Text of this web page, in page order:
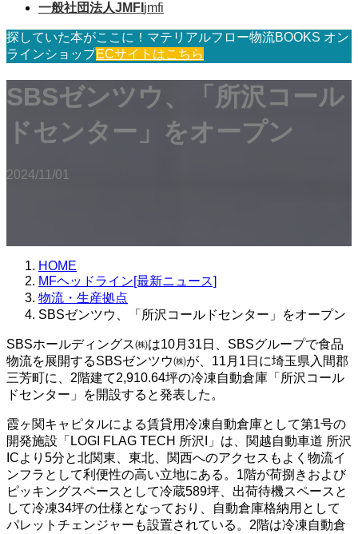
一般社団法人JMFI jmfi
探していた本がここに！マテリアルフロー物流BOOKS オン
ラインショップECサイトはこちら
SBSゼンツウ、「所沢コール
ドセンター」をオープン
2024/11/01
HOME
MFヘッドライン[最新ニュース]
物流・生産拠点
SBSゼンツウ、「所沢コールドセンター」をオープン
SBSホールディングス㈱は10月31日、SBSグループで食品
物流を展開するSBSゼンツウ㈱が、11月1日に埼玉県入間郡
三芳町に、2階建て2,910.64坪の冷凍自動倉庫「所沢コール
ドセンター」を開設すると発表した。
霞ヶ関キャピタルによる賃貸用冷凍自動倉庫として第1号の
開発施設「LOGI FLAG TECH 所沢I」は、関越自動車道 所沢
ICより5分と北関東、東北、関西へのアクセスもよく物流イ
ンフラとして利便性の高い立地にある。1階が荷捌きおよび
ピッキングスペースとして冷蔵589坪、出荷待機スペースと
して冷凍34坪の仕様となっており、自動倉庫格納用として
パレットチェンジャーも設置されている。2階は冷凍自動倉